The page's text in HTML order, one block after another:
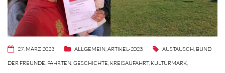
27. MÄRZ 2023 ALLGEMEIN,ARTIKEL-2023 AUSTAUSCH, BUND
DER FREUNDE, FAHRTEN,GESCHICHTE, KREISAUFAHRT, KULTURMARK,